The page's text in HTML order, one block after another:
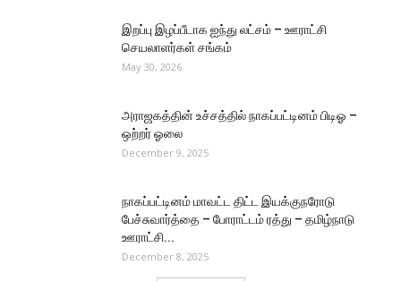
இறப்பு இழப்பீடாக ஐந்து லட்சம் – ஊராட்சி
செயலாளர்கள் சங்கம்
May 30, 2026
அராஜகத்தின் உச்சத்தில் நாகப்பட்டினம் பிடிஓ –
ஒற்றர் ஓலை
December 9, 2025
நாகப்பட்டினம் மாவட்ட திட்ட இயக்குநரோடு
பேச்சுவார்த்தை – போராட்டம் ரத்து – தமிழ்நாடு
ஊராட்சி...
December 8, 2025